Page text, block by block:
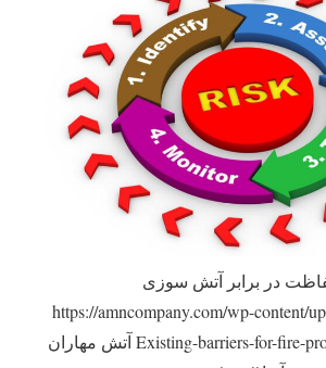
در برابر آتش سوزی
https://amncompany.com/wp-content/
Existing-barriers-for-fire-آتش مهاران